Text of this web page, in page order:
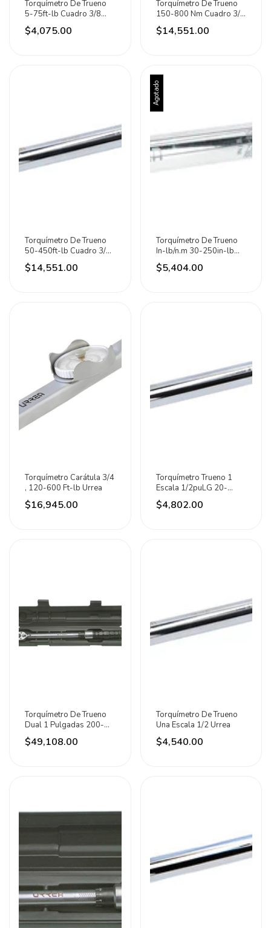
Torquímetro De Trueno
5-75ft-lb Cuadro 3/8
Urrea
$4,075.00
Torquímetro De Trueno
150-800 Nm Cuadro 3/4
Urrea
$14,551.00
Torquímetro De Trueno
50-450ft-lb Cuadro 3/4
Urrea
$14,551.00
Agotado
Torquímetro De Trueno
In-lb/n.m 30-250in-lb
Urrea
$5,404.00
Torquímetro Carátula 3/4
, 120-600 Ft-lb Urrea
$16,945.00
Torquímetro Trueno 1
Escala 1/2puLG 20-
150ft-lb Urrea
$4,802.00
Torquímetro De Trueno
Dual 1 Pulgadas 200-
1000ft-lb Urrea
$49,108.00
Torquímetro De Trueno
Una Escala 1/2 Urrea
$4,540.00